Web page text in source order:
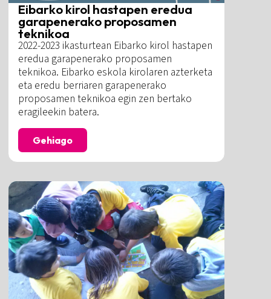
Eibarko kirol hastapen eredua
garapenerako proposamen
teknikoa
2022-2023 ikasturtean Eibarko kirol hastapen
eredua garapenerako proposamen
teknikoa. Eibarko eskola kirolaren azterketa
eta eredu berriaren garapenerako
proposamen teknikoa egin zen bertako
eragileekin batera.
Gehiago